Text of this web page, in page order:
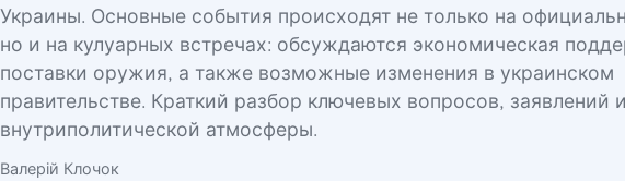
Украины. Основные события происходят не только на
но и на кулуарных встречах: обсуждаются экономическая
поставки оружия, а также возможные изменения в украинском
правительстве. Краткий разбор ключевых вопросов, заявлений
внутриполитической атмосферы.
Валерій Клочок